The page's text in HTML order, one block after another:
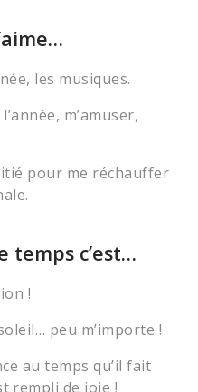
les musiques.
m’amuser,
pour me réchauffer
temps c’est…
!
peu m’importe !
au temps qu’il fait
rempli de joie !